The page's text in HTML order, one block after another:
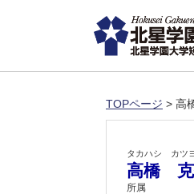
TOPページ > 高
タカハシ カツ
高橋
所属